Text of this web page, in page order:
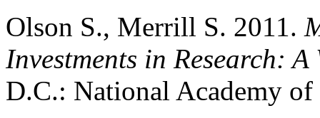
Olson S., Merrill S. 2011.
Investments in Research: A
D.C.: National Academy of